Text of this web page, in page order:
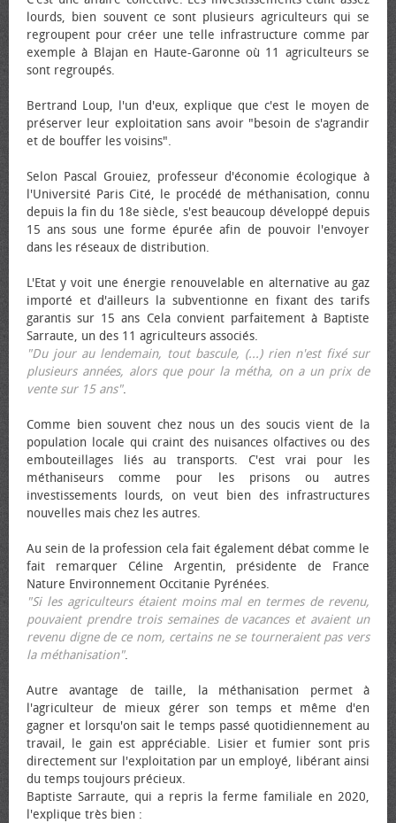
lourds, bien souvent ce sont plusieurs agriculteurs qui se
regroupent pour créer une telle infrastructure comme par
exemple à Blajan en Haute-Garonne où 11 agriculteurs se
sont regroupés.
Bertrand Loup, l'un d'eux, explique que c'est le moyen de
préserver leur exploitation sans avoir "besoin de s'agrandir
et de bouffer les voisins".
Selon Pascal Grouiez, professeur d'économie écologique à
l'Université Paris Cité, le procédé de méthanisation, connu
depuis la fin du 18e siècle, s'est beaucoup développé depuis
15 ans sous une forme épurée afin de pouvoir l'envoyer
dans les réseaux de distribution.
L'Etat y voit une énergie renouvelable en alternative au gaz
importé et d'ailleurs la subventionne en fixant des tarifs
garantis sur 15 ans Cela convient parfaitement à Baptiste
Sarraute, un des 11 agriculteurs associés.
"Du jour au lendemain, tout bascule, (...) rien n'est fixé sur
plusieurs années, alors que pour la métha, on a un prix de
vente sur 15 ans".
Comme bien souvent chez nous un des soucis vient de la
population locale qui craint des nuisances olfactives ou des
embouteillages liés au transports. C'est vrai pour les
méthaniseurs comme pour les prisons ou autres
investissements lourds, on veut bien des infrastructures
nouvelles mais chez les autres.
Au sein de la profession cela fait également débat comme le
fait remarquer Céline Argentin, présidente de France
Nature Environnement Occitanie Pyrénées.
"Si les agriculteurs étaient moins mal en termes de revenu,
pouvaient prendre trois semaines de vacances et avaient un
revenu digne de ce nom, certains ne se tourneraient pas vers
la méthanisation".
Autre avantage de taille, la méthanisation permet à
l'agriculteur de mieux gérer son temps et même d'en
gagner et lorsqu'on sait le temps passé quotidiennement au
travail, le gain est appréciable. Lisier et fumier sont pris
directement sur l'exploitation par un employé, libérant ainsi
du temps toujours précieux.
Baptiste Sarraute, qui a repris la ferme familiale en 2020,
l'explique très bien :